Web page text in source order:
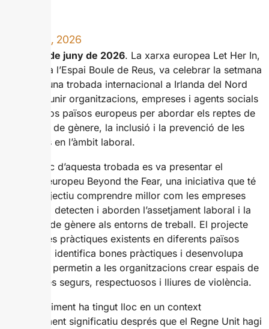
JUNY 15, 2026
Reus, 15 de juny de 2026. La xarxa europea Let Her In,
amb seu a l’Espai Boule de Reus, va celebrar la setmana
passada una trobada internacional a Irlanda del Nord
que va reunir organitzacions, empreses i agents socials
de diversos països europeus per abordar els reptes de
la igualtat de gènere, la inclusió i la prevenció de les
violències en l’àmbit laboral.
En el marc d’aquesta trobada es va presentar el
projecte europeu Beyond the Fear, una iniciativa que té
com a objectiu comprendre millor com les empreses
prevenen, detecten i aborden l’assetjament laboral i la
violència de gènere als entorns de treball. El projecte
analitza les pràctiques existents en diferents països
europeus, identifica bones pràctiques i desenvolupa
eines que permetin a les organitzacions crear espais de
treball més segurs, respectuosos i lliures de violència.
L’esdeveniment ha tingut lloc en un context
especialment significatiu després que el Regne Unit hagi